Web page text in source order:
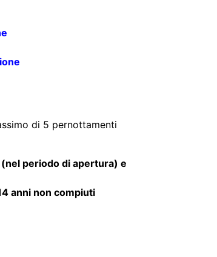
di 5 pernottamenti
periodo di apertura) e
anni non compiuti